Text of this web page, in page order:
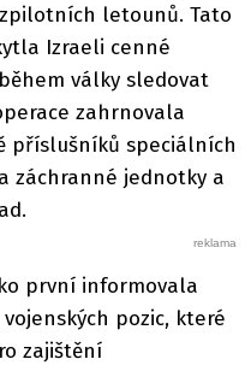
letounů. Tato
Izraeli cenné
války sledovat
zahrnovala
příslušníků speciálních
záchranné jednotky a
první informovala
pozic, které
zajištění